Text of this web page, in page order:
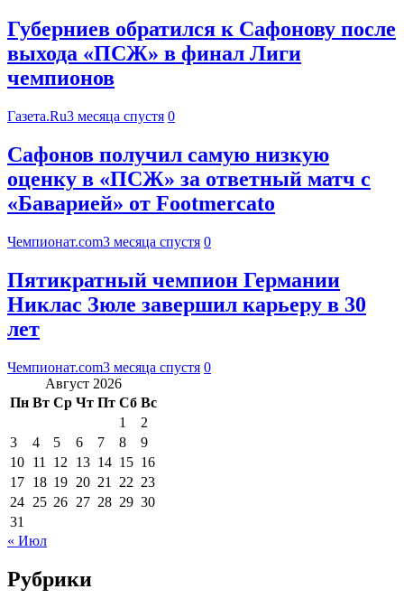
Губерниев обратился к Сафонову после
выхода «ПСЖ» в финал Лиги
чемпионов
Газета.Ru3 месяца спустя 0
Сафонов получил самую низкую
оценку в «ПСЖ» за ответный матч с
«Баварией» от Footmercato
Чемпионат.com3 месяца спустя 0
Пятикратный чемпион Германии
Никлас Зюле завершил карьеру в 30
лет
Чемпионат.com3 месяца спустя 0
Август 2026
Пн Вт Ср Чт Пт Сб Вс
1
2
3
4 5 6 7 8
9
10 11 12 13 14 15 16
17 18 19 20 21 22 23
24 25 26 27 28 29 30
31
« Июл
Рубрики